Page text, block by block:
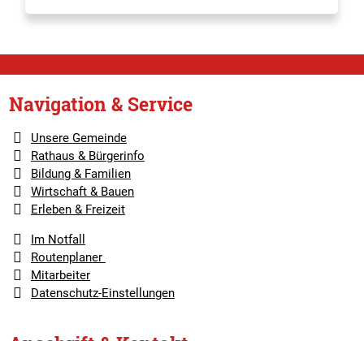
Navigation & Service
Unsere Gemeinde
Rathaus & Bürgerinfo
Bildung & Familien
Wirtschaft & Bauen
Erleben & Freizeit
Im Notfall
Routenplaner
Mitarbeiter
Datenschutz-Einstellungen